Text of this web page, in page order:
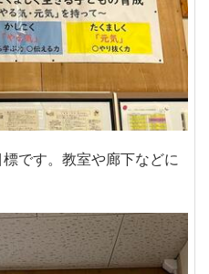
です。教室や廊下などに